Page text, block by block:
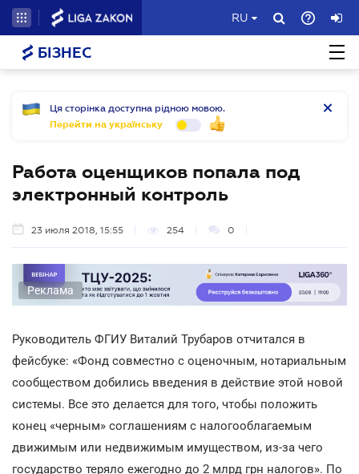
RU
БІЗНЕС
Ця сторінка доступна рідною мовою.
Перейти на українську
Работа оценщиков попала под
электронный контроль
23 июля 2018, 15:55 254 0
Реклама
Руководитель ФГИУ Виталий Трубаров отчитался в
фейсбуке: «Фонд совместно с оценочным, нотариальным
сообществом добились введения в действие этой новой
системы. Все это делается для того, чтобы положить
конец «черным» соглашениям с налогооблагаемым
движимым или недвижимым имуществом, из-за чего
государство теряло ежегодно до 2 млрд грн налогов». По